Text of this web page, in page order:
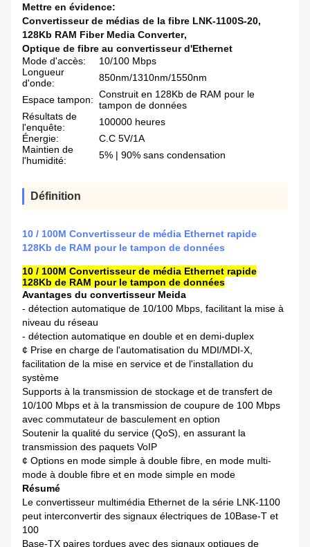
Mettre en évidence:
Convertisseur de médias de la fibre LNK-1100S-20,
128Kb RAM Fiber Media Converter,
Optique de fibre au convertisseur d'Ethernet
Mode d'accès:
10/100 Mbps
Longueur
d'onde:
850nm/1310nm/1550nm
Espace tampon: Construit en 128Kb de RAM pour le
tampon de données
Résultats de
l'enquête:
100000 heures
Énergie:
C.C 5V/1A
Maintien de
l'humidité:
5% | 90% sans condensation
Définition
10 / 100M Convertisseur de média Ethernet rapide
128Kb de RAM pour le tampon de données
10 / 100M Convertisseur de média Ethernet rapide
128Kb de RAM pour le tampon de données
Avantages du convertisseur Meida
- détection automatique de 10/100 Mbps, facilitant la mise à
niveau du réseau
- détection automatique en double et en demi-duplex
¢ Prise en charge de l'automatisation du MDI/MDI-X,
facilitation de la mise en service et de l'installation du
système
Supports à la transmission de stockage et de transfert de
10/100 Mbps et à la transmission de coupure de 100 Mbps
avec commutateur de basculement en option
Soutenir la qualité du service (QoS), en assurant la
transmission des paquets VoIP
¢ Options en mode simple à double fibre, en mode multi-
mode à double fibre et en mode simple en mode
Résumé
Le convertisseur multimédia Ethernet de la série LNK-1100
peut interconvertir des signaux électriques de 10Base-T et
100
Base-TX paires tordues avec des signaux optiques de